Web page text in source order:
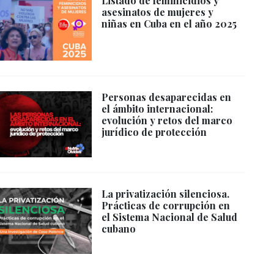
asesinatos de mujeres y
niñas en Cuba en el año 2025
Personas desaparecidas en
el ámbito internacional:
evolución y retos del marco
jurídico de protección
La privatización silenciosa.
Prácticas de corrupción en
el Sistema Nacional de Salud
cubano